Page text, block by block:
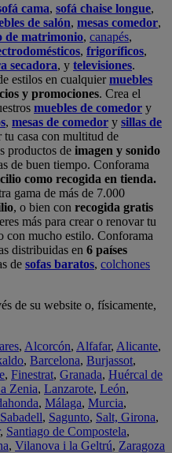
cama, sofá chaise longue,
de salón, mesas comedor,
de matrimonio, canapés,
, frigoríficos,
secadora, y televisiones.
estilos en cualquiermuebles
y promociones. Crea el
muebles de comedor y
, mesas de comedor y sillas de
tu casa con multitud de
productos de imagen y sonido
de buen tiempo. Conforama
como recogida en tienda.
gama de más de 7.000
, o bien con recogida gratis
más para crear o renovar tu
con mucho estilo. Conforama
distribuidas en 6 países
de sofas baratos, colchones
de su website o, físicamente,
, Alcorcón, Alfafar, Alicante,
, Barcelona, Burjassot,
, Finestrat, Granada, Huércal de
Zenia, Lanzarote, León,
, Málaga, Murcia,
Sabadell, Sagunto, Salt, Girona,
, Santiago de Compostela,
, Vilanova i la Geltrú, Zaragoza